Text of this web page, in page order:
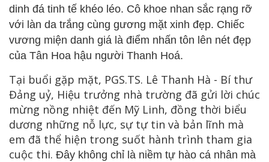
dinh đá tinh tế khéo léo. Cô khoe nhan sắc rạng rỡ
với làn da trắng cùng gương mặt xinh đẹp. Chiếc
vương miện danh giá là điểm nhấn tôn lên nét đẹp
của Tân Hoa hậu người Thanh Hoá.
Tại buổi gặp mặt, PGS.TS. Lê Thanh Hà - Bí thư
Đảng uỷ, Hiệu trưởng nhà trường đã gửi lời chúc
mừng nồng nhiệt đến Mỹ Linh, đồng thời biểu
dương những nỗ lực, sự tự tin và bản lĩnh mà
em đã thể hiện trong suốt hành trình tham gia
cuộc thi. Đây không chỉ là niềm tự hào cá nhân mà